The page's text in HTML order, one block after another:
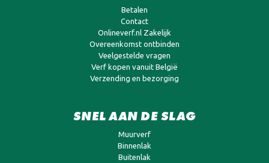
Betalen
Contact
Onlineverf.nl Zakelijk
Overeenkomst ontbinden
Veelgestelde vragen
Verf kopen vanuit België
Verzending en bezorging
SNEL AAN DE SLAG
Muurverf
Binnenlak
Buitenlak